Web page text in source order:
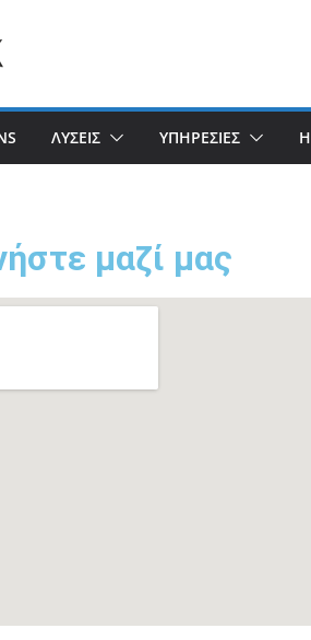
ΛΥΣΕΙΣ ΥΠΗΡΕΣΙΕΣ
μαζί μας